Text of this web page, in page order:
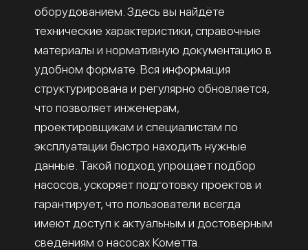
оборудованием. Здесь вы найдёте
технические характеристики, справочные
материалы и нормативную документацию в
удобном формате. Вся информация
структурирована и регулярно обновляется,
что позволяет инженерам,
проектировщикам и специалистам по
эксплуатации быстро находить нужные
данные. Такой подход упрощает подбор
насосов, ускоряет подготовку проектов и
гарантирует, что пользователи всегда
имеют доступ к актуальным и достоверным
сведениям о насосах Кометта.